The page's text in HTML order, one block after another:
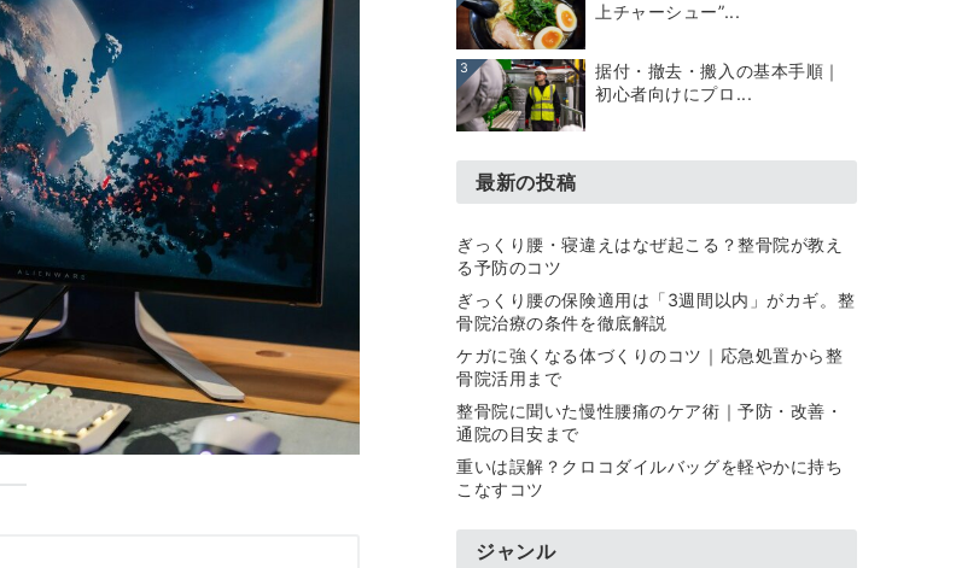
上チャーシュー”...
3
据付・撤去・搬入の基本手順｜
初心者向けにプロ...
最新の投稿
ぎっくり腰・寝違えはなぜ起こる？整骨院が教え
る予防のコツ
ぎっくり腰の保険適用は「3週間以内」がカギ。整
骨院治療の条件を徹底解説
ケガに強くなる体づくりのコツ｜応急処置から整
骨院活用まで
整骨院に聞いた慢性腰痛のケア術｜予防・改善・
通院の目安まで
重いは誤解？クロコダイルバッグを軽やかに持ち
こなすコツ
ジャンル